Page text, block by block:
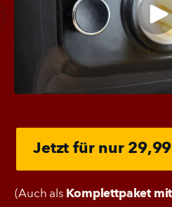
Jetzt für nur
(Auch als Komplettpaket